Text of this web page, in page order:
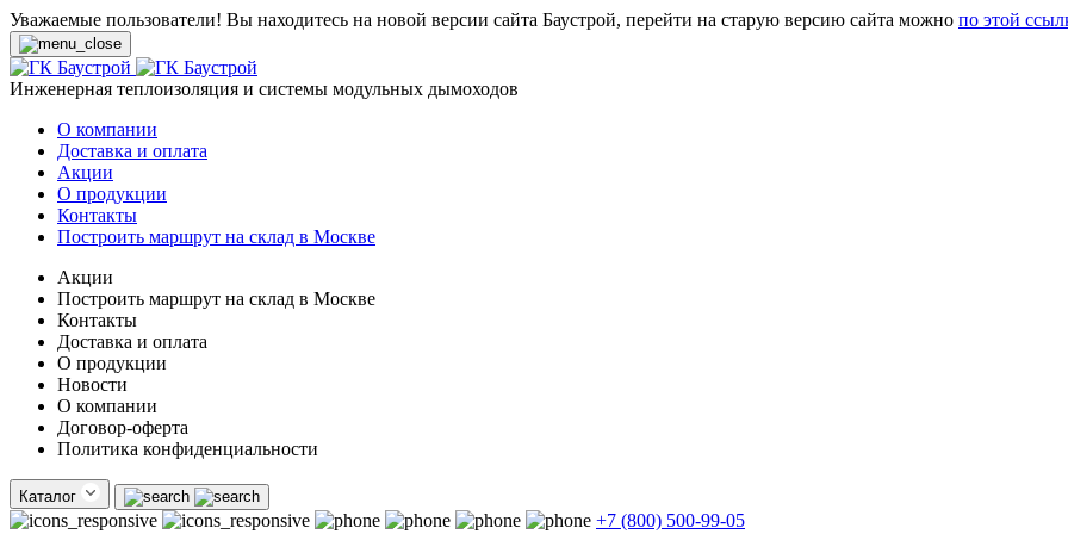
Уважаемые пользователи! Вы находитесь на новой версии сайта Баустрой, перейти на старую версию сайта можно по этой
Инженерная теплоизоляция и системы модульных дымоходов
О компании
Доставка и оплата
Акции
О продукции
Контакты
Построить маршрут на склад в Москве
Акции
Построить маршрут на склад в Москве
Контакты
Доставка и оплата
О продукции
Новости
О компании
Договор-оферта
Политика конфиденциальности
Каталог
+7 (800) 500-99-05